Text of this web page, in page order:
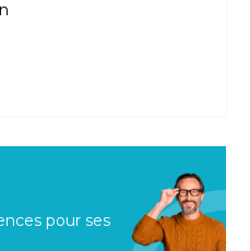
pour ses